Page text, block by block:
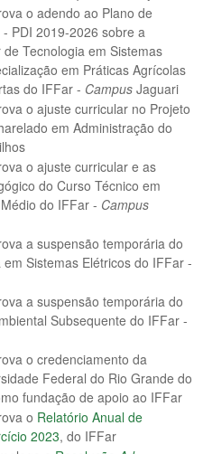
o adendo ao Plano de
PDI 2019-2026 sobre a
Tecnologia em Sistemas
em Práticas Agrícolas
do IFFar - Campus Jaguari
o ajuste curricular no Projeto
em Administração do
o ajuste curricular e as
do Curso Técnico em
do IFFar - Campus
a suspensão temporária do
Sistemas Elétricos do IFFar -
a suspensão temporária do
Subsequente do IFFar -
o credenciamento da
Federal do Rio Grande do
fundação de apoio ao IFFar
o Relatório Anual de
2023, do IFFar